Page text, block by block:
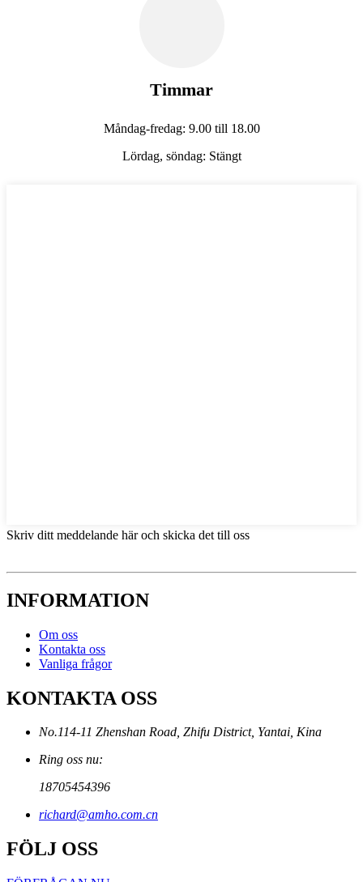
Timmar
Måndag-fredag: 9.00 till 18.00
Lördag, söndag: Stängt
Skriv ditt meddelande här och skicka det till oss
INFORMATION
Om oss
Kontakta oss
Vanliga frågor
KONTAKTA OSS
No.114-11 Zhenshan Road, Zhifu District, Yantai, Kina
Ring oss nu:
18705454396
richard@amho.com.cn
FÖLJ OSS